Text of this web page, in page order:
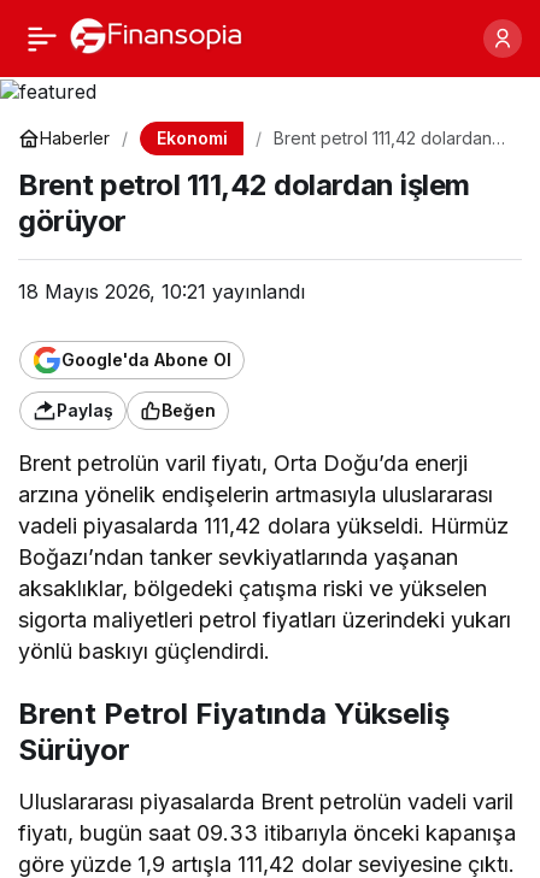
Haberler Ekonomi
Brent petrol 111,42 dolardan
Brent petrol 111,42 dolardan işlem
görüyor
18 Mayıs 2026, 10:21 yayınlandı
Google'da Abone Ol
Paylaş Beğen
Brent petrolün varil fiyatı, Orta Doğu’da enerji
arzına yönelik endişelerin artmasıyla uluslararası
vadeli piyasalarda 111,42 dolara yükseldi. Hürmüz
Boğazı’ndan tanker sevkiyatlarında yaşanan
aksaklıklar, bölgedeki çatışma riski ve yükselen
sigorta maliyetleri petrol fiyatları üzerindeki yukarı
yönlü baskıyı güçlendirdi.
Brent Petrol Fiyatında Yükseliş
Sürüyor
Uluslararası piyasalarda Brent petrolün vadeli varil
fiyatı, bugün saat 09.33 itibarıyla önceki kapanışa
göre yüzde 1,9 artışla 111,42 dolar seviyesine çıktı.
Brent petrol 111,42
dolardan işlem görüyor
Paylaş